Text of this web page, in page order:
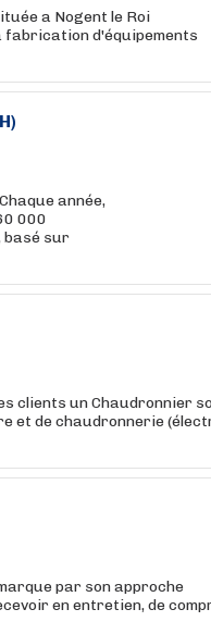
a Nogent le Roi
fabrication d'équipements
année,
000
basé sur
clients un Chaudronnier
et de chaudronnerie
par son approche
en entretien, de